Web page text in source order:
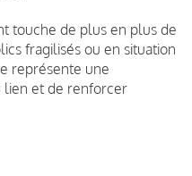
touche de plus en plus de
fragilisés ou en situation
représente une
lien et de renforcer